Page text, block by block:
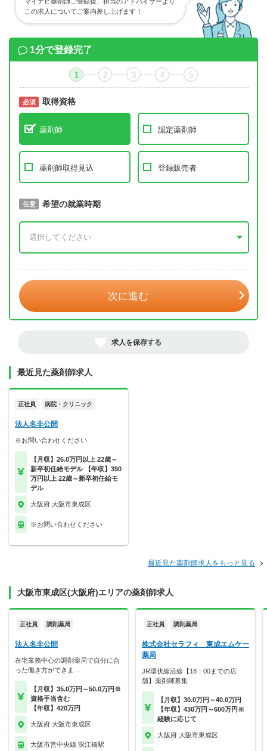
この求人についてご案内差し上げます！
1分で登録完了
1 2 3 4 5
必須 取得資格
薬剤師 認定薬剤師
薬剤師取得見込 登録販売者
必須 取得予定年
任意 希望の就業時期
次に進む
求人を保存する
最近見た薬剤師求人
正社員 病院・クリニック
法人名非公開
※お問い合わせください
【月収】26.0万円以上 22歳～
新卒初任給モデル 【年収】390
万円以上 22歳～新卒初任給モ
デル
大阪府 大阪市東成区
※お問い合わせください
最近見た薬剤師求人をもっと見る
大阪市東成区(大阪府)エリアの薬剤師求人
正社員 調剤薬局
法人名非公開
在宅業務中心の調剤薬局で自分に合
った働き方ができま…
【月収】35.0万円～50.0万円※
資格手当含む
【年収】420万円
大阪府 大阪市東成区
大阪市営中央線 深江橋駅
正社員 調剤薬局
株式会社セラフィ 東成エムケー
薬局
JR環状線沿線【18：00までの店
舗】薬剤師募集
【月収】30.0万円～40.0万円
【年収】430万円～600万円※
経験に応じて
大阪府 大阪市東成区